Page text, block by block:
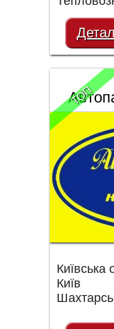
Київська
Київ
ТОП